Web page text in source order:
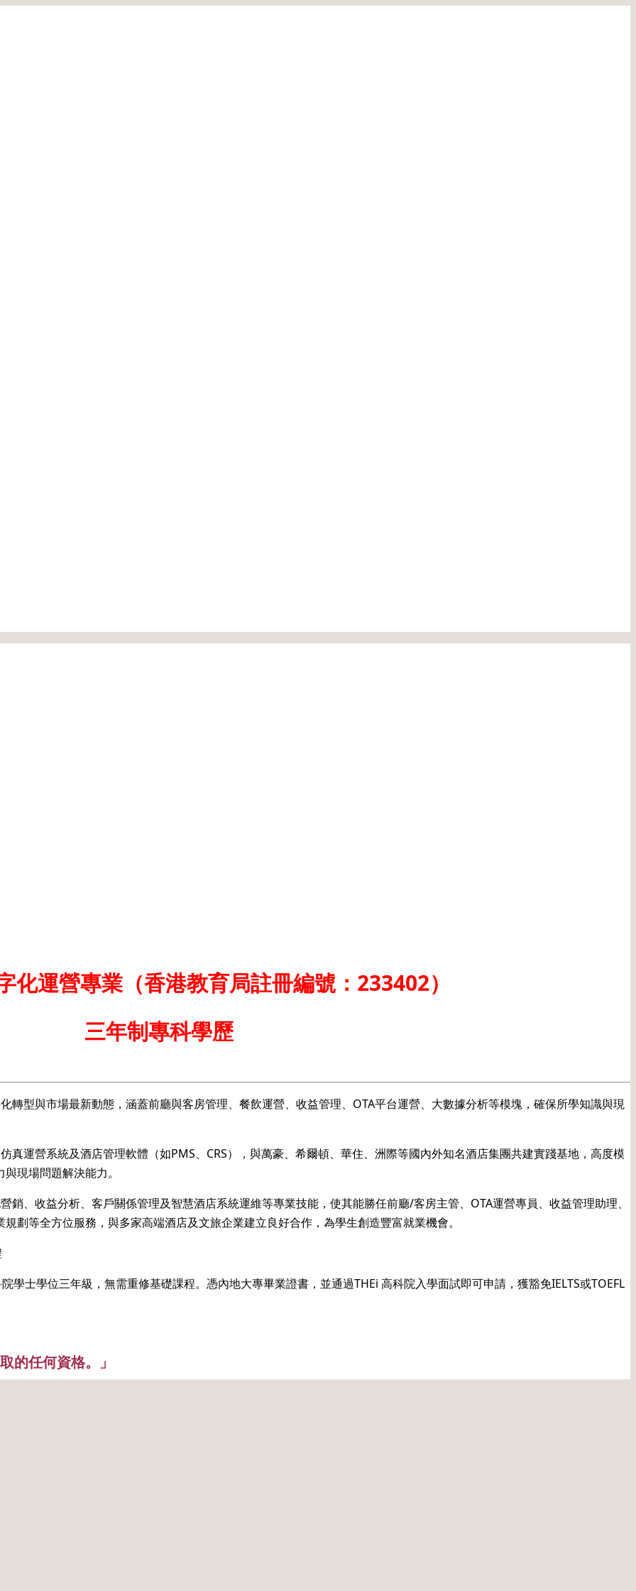
化運營專業（香港教育局註冊編號：233402）
三年制專科學歷
轉型與市場最新動態，涵蓋前廳與客房管理、餐飲運營、收益管理、OTA平台運營、大數據分析等模塊，確保所學知識與現
真運營系統及酒店管理軟體（如PMS、CRS），與萬豪、希爾頓、華住、洲際等國內外知名酒店集團共建實踐基地，高度模
現場問題解決能力。
銷、收益分析、客戶關係管理及智慧酒店系統運維等專業技能，使其能勝任前廳/客房主管、OTA運營專員、收益管理助理、
劃等全方位服務，與多家高端酒店及文旅企業建立良好合作，為學生創造豐富就業機會。
學士學位三年級，無需重修基礎課程。憑內地大專畢業證書，並通過THEi 高科院入學面試即可申請，獲豁免IELTS或TOEFL
的任何資格。」